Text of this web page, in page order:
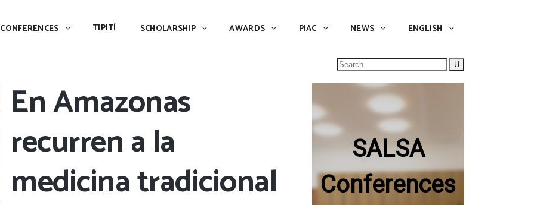
CONFERENCES TIPITÍ SCHOLARSHIP AWARDS PIAC NEWS ENGLISH
Search
for:
En Amazonas
recurren a la
medicina tradicional
SALSA
Conferences